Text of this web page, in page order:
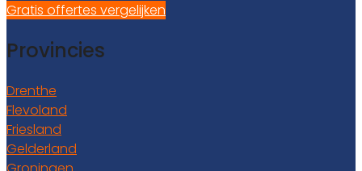
Gratis offertes vergelijken
Provincies
Drenthe
Flevoland
Friesland
Gelderland